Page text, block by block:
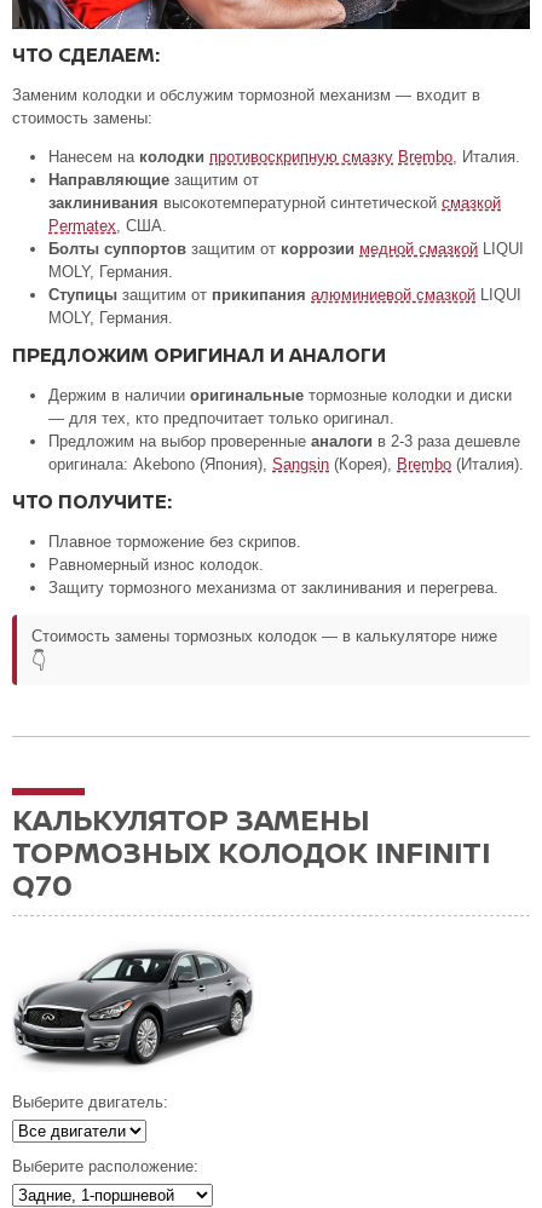
ЧТО СДЕЛАЕМ:
Заменим колодки и обслужим тормозной механизм — входит в
стоимость замены:
Нанесем на колодки противоскрипную смазку Brembo , Италия.
Направляющие защитим от
заклинивания высокотемпературной синтетической смазкой
Permatex , США.
Болты суппортов защитим от коррозии медной смазкой LIQUI
MOLY, Германия.
Ступицы защитим от прикипания алюминиевой смазкой LIQUI
MOLY, Германия.
ПРЕДЛОЖИМ ОРИГИНАЛ И АНАЛОГИ
Держим в наличии оригинальные тормозные колодки и диски
— для тех, кто предпочитает только оригинал.
Предложим на выбор проверенные аналоги в 2-3 раза дешевле
оригинала: Akebono (Япония), Sangsin (Корея), Brembo (Италия).
ЧТО ПОЛУЧИТЕ:
Плавное торможение без скрипов.
Равномерный износ колодок.
Защиту тормозного механизма от заклинивания и перегрева.
Стоимость замены тормозных колодок — в калькуляторе ниже
👇
КАЛЬКУЛЯТОР ЗАМЕНЫ
ТОРМОЗНЫХ КОЛОДОК INFINITI
Q70
Выберите двигатель:
Выберите расположение: